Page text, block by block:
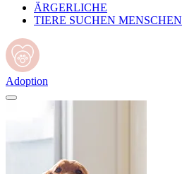
ÄRGERLICHE
TIERE SUCHEN MENSCHEN
Adoption